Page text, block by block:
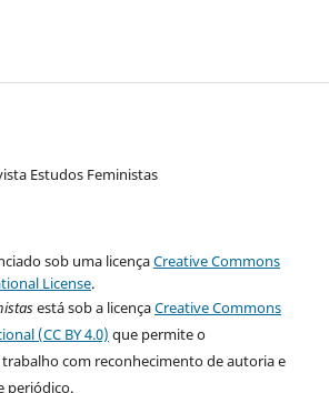
Estudos Feministas
sob uma licençaCreative Commons
License.
está sob a licençaCreative Commons
(CC BY 4.0) que permite o
com reconhecimento de autoria e
periódico.